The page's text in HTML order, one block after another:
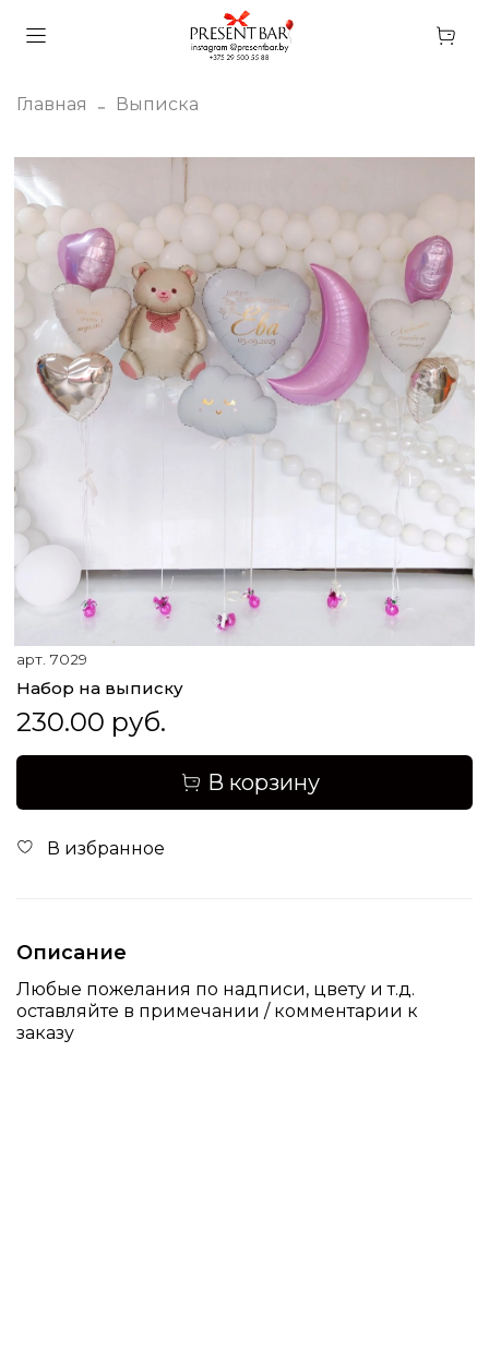
Главная Выписка
арт. 7029
Набор на выписку
230.00 руб.
В корзину
В избранное
Описание
Любые пожелания по надписи, цвету и т.д.
оставляйте в примечании / комментарии к
заказу